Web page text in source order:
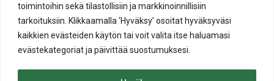
toimintoihin sekä tilastollisiin ja markkinoinnillisiin
tarkoituksiin. Klikkaamalla ‘Hyväksy’ osoitat hyväksyväsi
kaikkien evästeiden käytön tai voit valita itse haluamasi
evästekategoriat ja päivittää suostumuksesi.